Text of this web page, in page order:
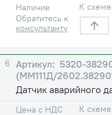
Наличие
Обратитесь к
консультанту
К схеме
6
5320-
(ММ111Д/
Датчик аварийного
Цена с НДС К схеме